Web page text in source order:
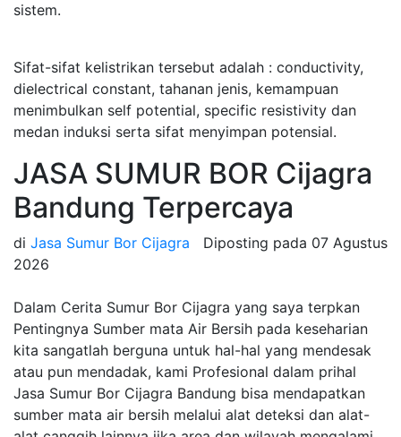
sistem.
Sifat-sifat kelistrikan tersebut adalah : conductivity,
dielectrical constant, tahanan jenis, kemampuan
menimbulkan self potential, specific resistivity dan
medan induksi serta sifat menyimpan potensial.
JASA SUMUR BOR Cijagra
Bandung Terpercaya
di Jasa Sumur Bor Cijagra Diposting pada 07 Agustus
2026
Dalam Cerita Sumur Bor Cijagra yang saya terpkan
Pentingnya Sumber mata Air Bersih pada keseharian
kita sangatlah berguna untuk hal-hal yang mendesak
atau pun mendadak, kami Profesional dalam prihal
Jasa Sumur Bor Cijagra Bandung bisa mendapatkan
sumber mata air bersih melalui alat deteksi dan alat-